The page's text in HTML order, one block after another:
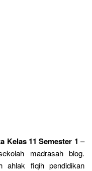
Kelas 11 Semester 1 –
madrasah blog.
ahlak fiqih pendidikan